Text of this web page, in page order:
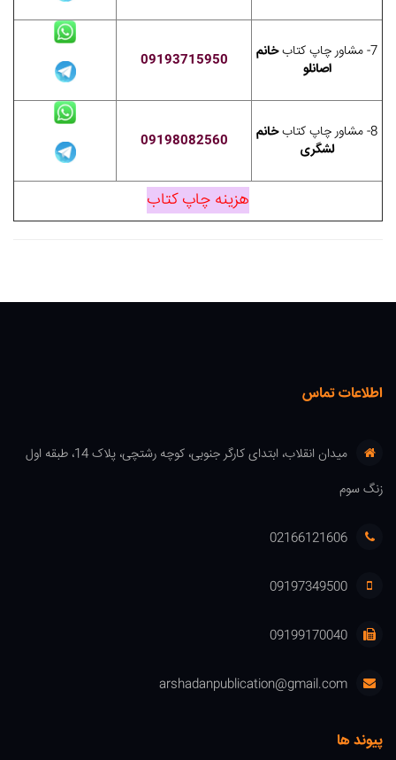
7- مشاور چاپ کتاب
خانم
اصانلو
09193715950
8- مشاور چاپ کتاب
خانم
لشگری
09198082560
هزینه چاپ کتاب
اطلاعات تماس
میدان انقلاب، ابتدای کارگر جنوبی، کوچه رشتچی، پلاک 14، طبقه اول
زنگ سوم
02166121606
09197349500
09199170040
arshadanpublication@gmail.com
پیوند ها